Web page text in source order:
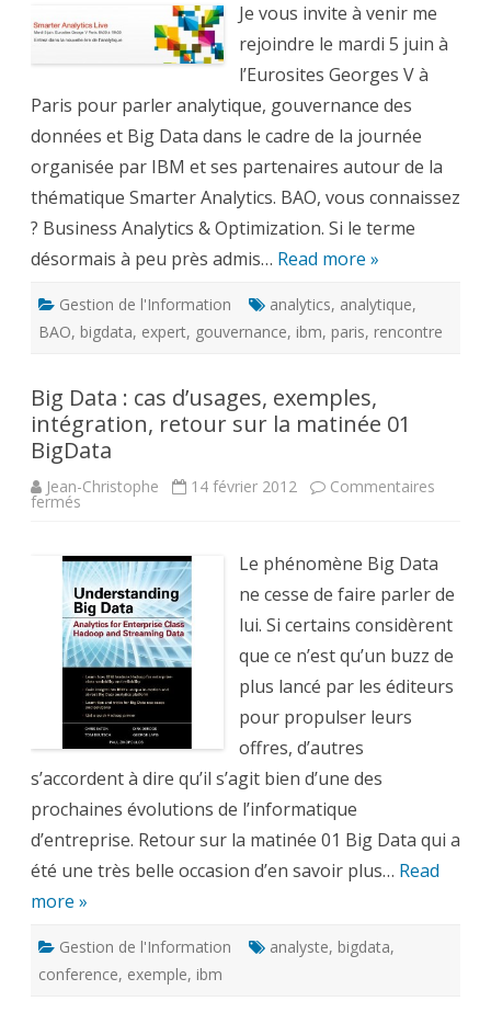
–
L’analytique
préoccupations
des
entreprises
Je vous invite à venir me
rejoindre le mardi 5 juin à
l’Eurosites Georges V à
Paris pour parler analytique, gouvernance des
données et Big Data dans le cadre de la journée
organisée par IBM et ses partenaires autour de la
thématique Smarter Analytics. BAO, vous connaissez
? Business Analytics & Optimization. Si le terme
désormais à peu près admis… Read more »
Gestion de l'Information analytics, analytique,
BAO, bigdata, expert, gouvernance, ibm, paris, rencontre
Big Data : cas d’usages, exemples,
intégration, retour sur la matinée 01
BigData
Jean-Christophe 14 février 2012 Commentaires
fermés
cas
d’usages,
exemples,
intégration,
retour
sur
la
matinée
01
BigData
Le phénomène Big Data
ne cesse de faire parler de
lui. Si certains considèrent
que ce n’est qu’un buzz de
plus lancé par les éditeurs
pour propulser leurs
offres, d’autres
s’accordent à dire qu’il s’agit bien d’une des
prochaines évolutions de l’informatique
d’entreprise. Retour sur la matinée 01 Big Data qui a
été une très belle occasion d’en savoir plus… Read
more »
Gestion de l'Information analyste, bigdata,
conference, exemple, ibm